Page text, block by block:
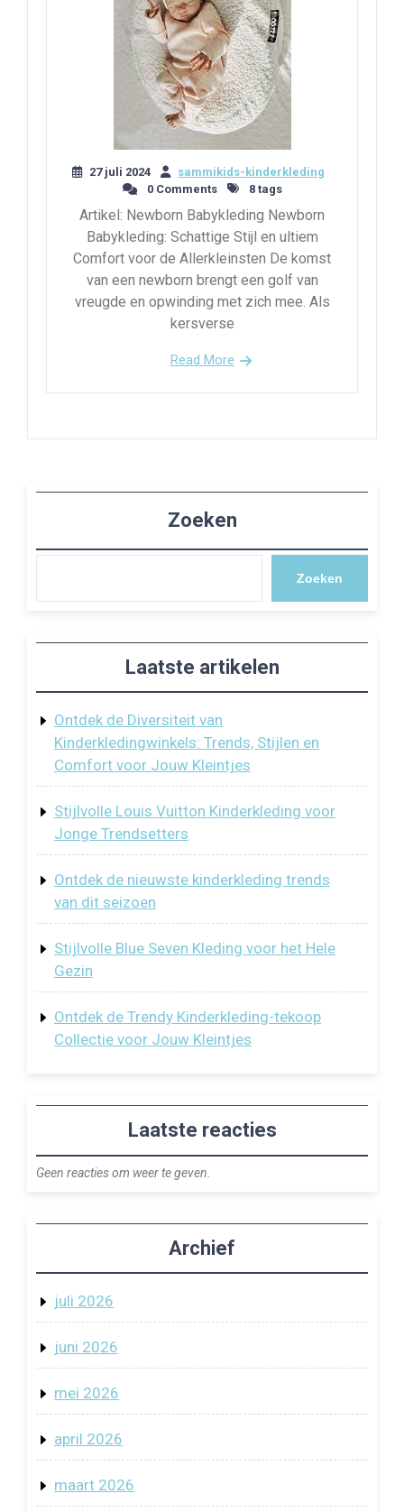
27 juli 2024
sammikids-kinderkleding
0 Comments
8 tags
Artikel: Newborn Babykleding Newborn
Babykleding: Schattige Stijl en ultiem
Comfort voor de Allerkleinsten De komst
van een newborn brengt een golf van
vreugde en opwinding met zich mee. Als
kersverse
Read More
Zoeken
Zoeken
Laatste artikelen
Ontdek de Diversiteit van
Kinderkledingwinkels: Trends, Stijlen en
Comfort voor Jouw Kleintjes
Stijlvolle Louis Vuitton Kinderkleding voor
Jonge Trendsetters
Ontdek de nieuwste kinderkleding trends
van dit seizoen
Stijlvolle Blue Seven Kleding voor het Hele
Gezin
Ontdek de Trendy Kinderkleding-tekoop
Collectie voor Jouw Kleintjes
Laatste reacties
Geen reacties om weer te geven.
Archief
juli 2026
juni 2026
mei 2026
april 2026
maart 2026